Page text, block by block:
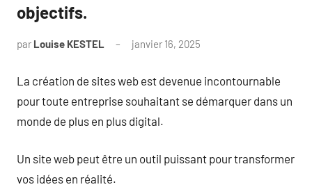
objectifs.
par Louise KESTEL janvier 16, 2025
La création de sites web est devenue incontournable
pour toute entreprise souhaitant se démarquer dans un
monde de plus en plus digital.
Un site web peut être un outil puissant pour transformer
vos idées en réalité.